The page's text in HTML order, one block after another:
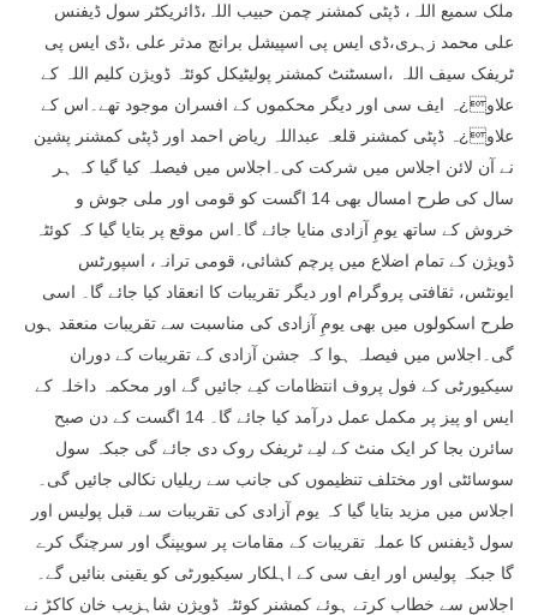
ملک سمیع اللہ، ڈپٹی کمشنر چمن حبیب اللہ،ڈائریکٹر سول ڈیفنس
علی محمد زہری،ڈی ایس پی اسپیشل برانچ مدثر علی ،ڈی ایس پی
ٹریفک سیف اللہ ،اسسٹنٹ کمشنر پولیٹیکل کوئٹہ ڈویژن کلیم اللہ کے
علاو¿ہ ایف سی اور دیگر محکموں کے افسران موجود تھے۔اس کے
علاو¿ہ ڈپٹی کمشنر قلعہ عبداللہ ریاض احمد اور ڈپٹی کمشنر پشین
نے آن لائن اجلاس میں شرکت کی۔اجلاس میں فیصلہ کیا گیا کہ ہر
سال کی طرح امسال بھی 14 اگست کو قومی اور ملی جوش و
خروش کے ساتھ یومِ آزادی منایا جائے گا۔اس موقع پر بتایا گیا کہ کوئٹہ
ڈویژن کے تمام اضلاع میں پرچم کشائی، قومی ترانہ، اسپورٹس
ایونٹس، ثقافتی پروگرام اور دیگر تقریبات کا انعقاد کیا جائے گا۔ اسی
طرح اسکولوں میں بھی یومِ آزادی کی مناسبت سے تقریبات منعقد ہوں
گی۔اجلاس میں فیصلہ ہوا کہ جشن آزادی کے تقریبات کے دوران
سیکیورٹی کے فول پروف انتظامات کیے جائیں گے اور محکمہ داخلہ کے
ایس او پیز پر مکمل عمل درآمد کیا جائے گا۔ 14 اگست کے دن صبح
سائرن بجا کر ایک منٹ کے لیے ٹریفک روک دی جائے گی جبکہ سول
سوسائٹی اور مختلف تنظیموں کی جانب سے ریلیاں نکالی جائیں گی۔
اجلاس میں مزید بتایا گیا کہ یوم آزادی کی تقریبات سے قبل پولیس اور
سول ڈیفنس کا عملہ تقریبات کے مقامات پر سویپنگ اور سرچنگ کرے
گا جبکہ پولیس اور ایف سی کے اہلکار سیکیورٹی کو یقینی بنائیں گے۔
اجلاس سے خطاب کرتے ہوئے کمشنر کوئٹہ ڈویژن شاہزیب خان کاکڑ نے